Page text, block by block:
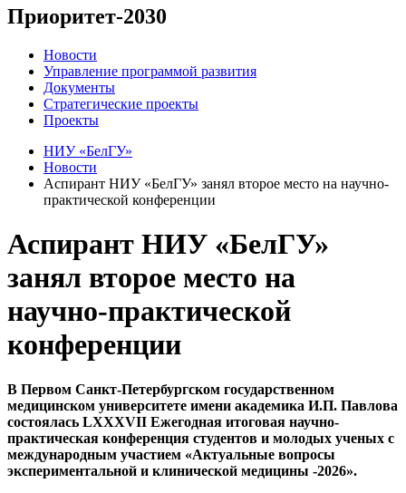
Приоритет-2030
Новости
Управление программой развития
Документы
Стратегические проекты
Проекты
НИУ «БелГУ»
Новости
Аспирант НИУ «БелГУ» занял второе место на научно-
практической конференции
Аспирант НИУ «БелГУ»
занял второе место на
научно-практической
конференции
В Первом Санкт-Петербургском государственном
медицинском университете имени академика И.П. Павлова
состоялась LXXXVII Ежегодная итоговая научно-
практическая конференция студентов и молодых ученых с
международным участием «Актуальные вопросы
экспериментальной и клинической медицины -2026».